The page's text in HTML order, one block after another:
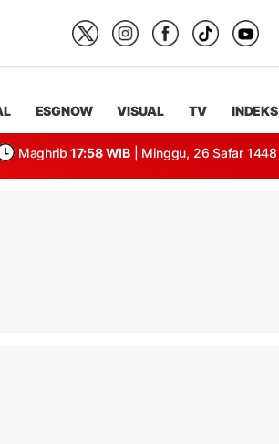
ESGNOW VISUAL TV INDEKS
Maghrib 17:58 WIB | Minggu, 26 Safar 1448